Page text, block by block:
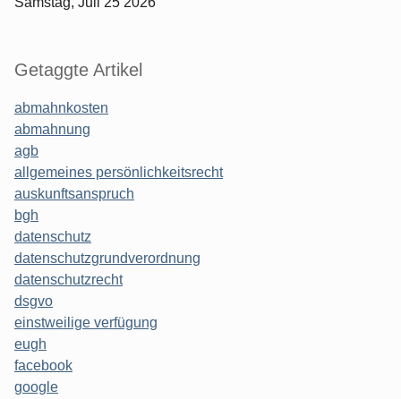
Getaggte Artikel
abmahnkosten
abmahnung
agb
allgemeines persönlichkeitsrecht
auskunftsanspruch
bgh
datenschutz
datenschutzgrundverordnung
datenschutzrecht
dsgvo
einstweilige verfügung
eugh
facebook
google